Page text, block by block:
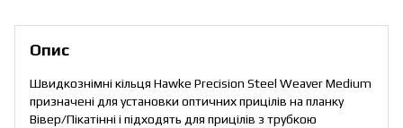
Опис
Швидкознімні кільця Hawke Precision Steel Weaver Medium
призначені для установки оптичних прицілів на планку
Вівер/Пікатінні і підходять для прицілів з трубкою